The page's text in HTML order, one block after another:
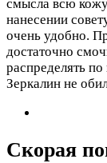
смысла всю
нанесении
очень удобно.
достаточно
распределять
Зеркалин не
Скорая